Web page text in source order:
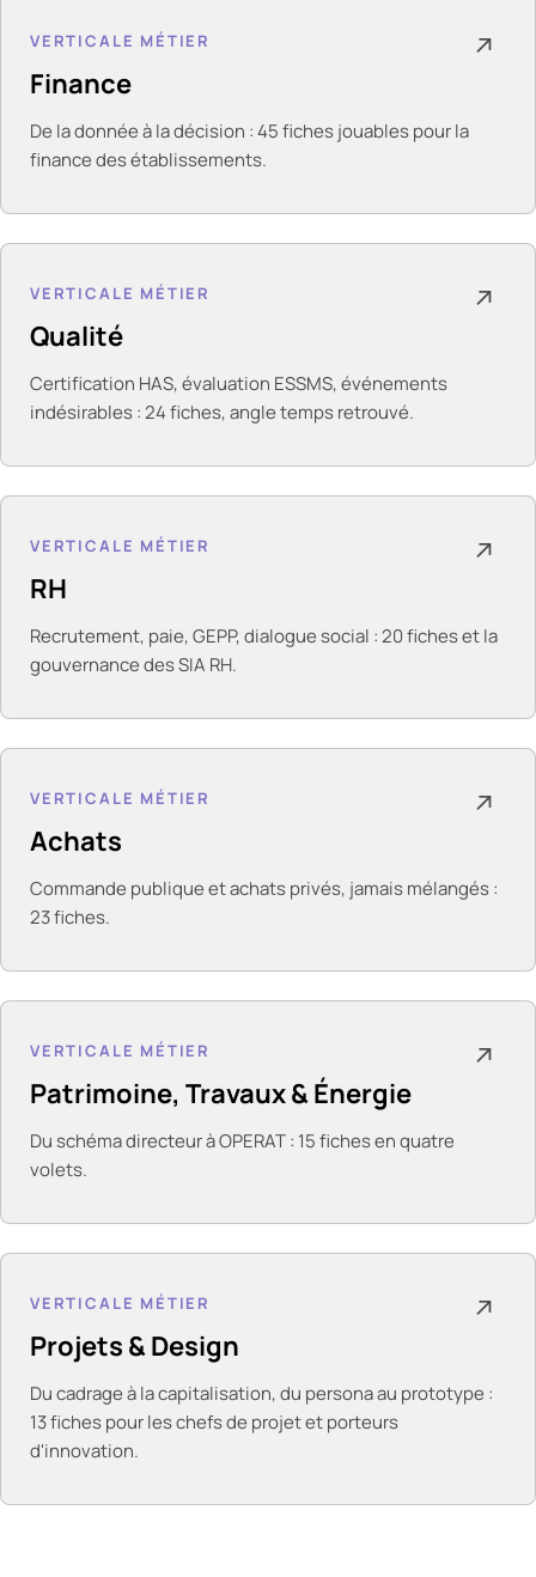
VERTICALE MÉTIER
Finance
De la donnée à la décision : 45 fiches jouables pour la
finance des établissements.
↗
VERTICALE MÉTIER
Qualité
Certification HAS, évaluation ESSMS, événements
indésirables : 24 fiches, angle temps retrouvé.
↗
VERTICALE MÉTIER
RH
Recrutement, paie, GEPP, dialogue social : 20 fiches et la
gouvernance des SIA RH.
↗
VERTICALE MÉTIER
Achats
Commande publique et achats privés, jamais mélangés :
23 fiches.
↗
VERTICALE MÉTIER
Patrimoine, Travaux & Énergie
Du schéma directeur à OPERAT : 15 fiches en quatre
volets.
↗
VERTICALE MÉTIER
Projets & Design
Du cadrage à la capitalisation, du persona au prototype :
13 fiches pour les chefs de projet et porteurs
d'innovation.
↗